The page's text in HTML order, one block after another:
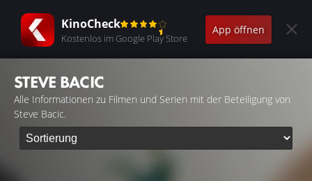
KinoCheck
Kostenlos im Google Play Store
App öffnen
STEVE BACIC
Alle Informationen zu Filmen und Serien mit der Beteiligung von
Steve Bacic.